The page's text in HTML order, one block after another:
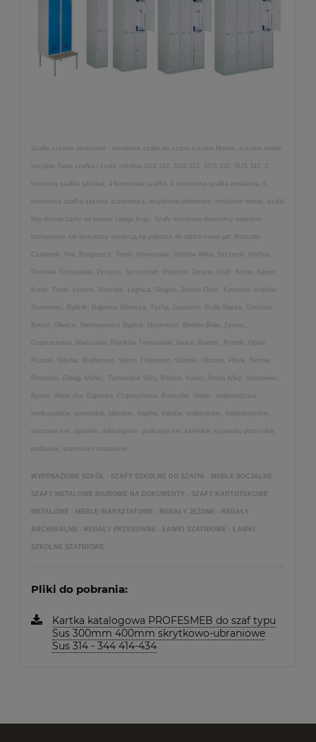
Szafki szkolne ubraniowe - metalowe szafki do szatni szkolne Malow, szkolne meble
socjalne,Tania szafka i szafa szkolna SUS 312, SUS 322, SUS 332, SUS 342, 2
komorwa szafka szkolna, 4 komorowa szafka, 6 komorowa szafka metalowa, 8
komorowa szafka szkolna uczniowska, skrytkowe,ubraniowe, metalowe meble, szafki
bhp dostarczamy na terenie całego kraju. Szafy metalowe dowozimy własnym
transportem lub wysyłamy spedycją na paletach do takich miast jak: Koszalin,
Czaplinek, Piła, Bydgoszcz, Toruń, Inowrocław, Gorzów Wlkp, Szczecin, Gryfino,
Piotrków Trybunalski, Pyrzyce, Szczecinek, Pleszew, Jarocin, Łódź, Kutno, Kępno,
Konin, Turek, Leszno, Wrocław, Legnica, Głogów, Jelenia Góra, Katowice, Kraków,
Sosnowiec, Rybnik, Dąbrowa Górnicza, Tychy, Jaworzno, Ruda Śląska, Chorzów,
Bytom, Gliwice, Siemianowice Śląskie, Mysłowice, Bielsko Biała, Żywiec,
Częstochowa, Warszawa, Piotrków Trybunalski, Kielce, Radom, Rybnik, Opole,
Poznań, Gdynia, Wejherowo, Sopot, Trójmiasto, Gdańsk, Olsztyn, Płock, Tarnów,
Rzeszów, Elbląg, Mielec, Tarnowskie Góry, Radom, Kalisz, Środa Wlkp, Sosnowiec,
Bytom, Wieliczka, Dąbrowa, Częstochowa, Rzeszów, Nakło, województwa:
wielkopolskie, pomorskie, lubuskie, śląskie, łódzkie, małopolskie, świętokrzyskie,
mazowieckie, opolskie, dolnośląskie, podkarpackie, lubelskie, kujawsko pomorskie,
podlaskie, warmińsko mazurskie.
WYPOSAŻENIE SZKÓŁ - SZAFY SZKOLNE DO SZATNI - MEBLE SOCJALNE -
SZAFY METALOWE BIUROWE NA DOKUMENTY - SZAFY KARTOTEKOWE
METALOWE - MEBLE WARSZTATOWE - REGAŁY JEZDNE - REGAŁY
ARCHIWALNE - REGAŁY PRZESUWNE - ŁAWKI SZATNIOWE - ŁAWKI
SZKOLNE SZATNIOWE
Pliki do pobrania:
Kartka katalogowa PROFESMEB do szaf typu
Sus 300mm 400mm skrytkowo-ubraniowe
Sus 314 - 344 414-434